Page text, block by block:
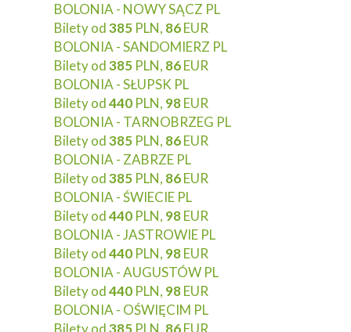
BOLONIA - NOWY SĄCZ PL
Bilety od385 PLN, 86EUR
BOLONIA - SANDOMIERZ PL
Bilety od385 PLN, 86EUR
BOLONIA - SŁUPSK PL
Bilety od440 PLN, 98EUR
BOLONIA - TARNOBRZEG PL
Bilety od385 PLN, 86EUR
BOLONIA - ZABRZE PL
Bilety od385 PLN, 86EUR
BOLONIA - ŚWIECIE PL
Bilety od440 PLN, 98EUR
BOLONIA - JASTROWIE PL
Bilety od440 PLN, 98EUR
BOLONIA - AUGUSTÓW PL
Bilety od440 PLN, 98EUR
BOLONIA - OŚWIĘCIM PL
Bilety od385 PLN, 86EUR